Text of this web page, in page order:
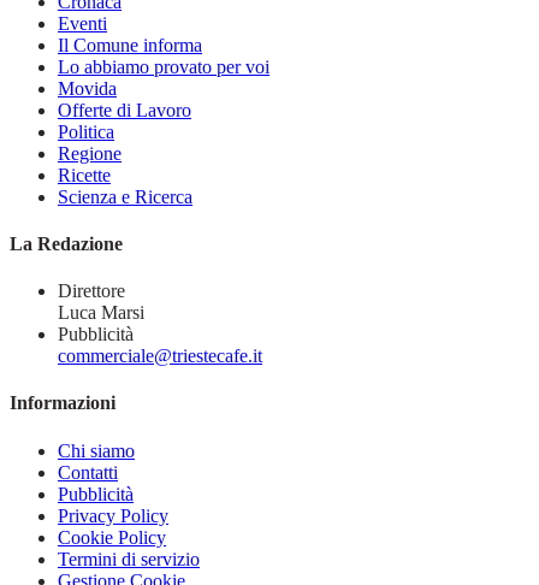
Eventi
Il Comune informa
Lo abbiamo provato per voi
Movida
Offerte di Lavoro
Politica
Regione
Ricette
Scienza e Ricerca
La Redazione
Direttore
Luca Marsi
Pubblicità
commerciale@triestecafe.it
Informazioni
Chi siamo
Contatti
Pubblicità
Privacy Policy
Cookie Policy
Termini di servizio
Gestione Cookie